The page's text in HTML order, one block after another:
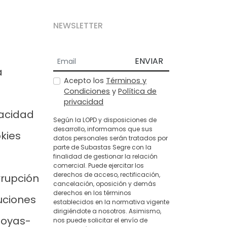
NEWSLETTER
ENVIAR
Acepto los Términos y
Condiciones yPolítica de
privacidad
Según la LOPD y disposiciones de
desarrollo, informamos que sus
datos personales serán tratados por
parte de Subastas Segre con la
finalidad de gestionar la relación
comercial. Puede ejercitar los
derechos de acceso, rectificación,
cancelación, oposición y demás
derechos en los términos
establecidos en la normativa vigente
dirigiéndote a nosotros. Asimismo,
nos puede solicitar el envío de